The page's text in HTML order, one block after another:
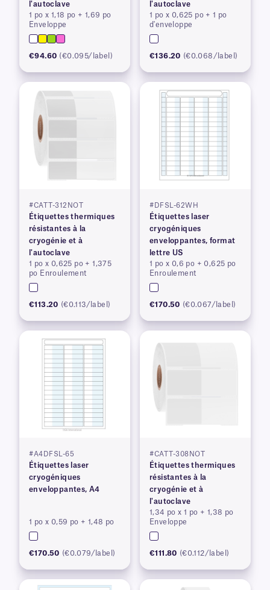
l'autoclave
1 po x 1,18 po + 1,69 po
Enveloppe
€94.60 (€0.095/label)
l'autoclave
1 po x 0,625 po + 1 po
d'enveloppe
€136.20 (€0.068/label)
#CATT-312NOT
Étiquettes thermiques
résistantes à la
cryogénie et à
l'autoclave
1 po x 0,625 po + 1,375
po Enroulement
€113.20 (€0.113/label)
#DFSL-62WH
Étiquettes laser
cryogéniques
enveloppantes, format
lettre US
1 po x 0,6 po + 0,625 po
Enroulement
€170.50 (€0.067/label)
#A4DFSL-65
Étiquettes laser
cryogéniques
enveloppantes, A4
1 po x 0,59 po + 1,48 po
€170.50 (€0.079/label)
#CATT-308NOT
Étiquettes thermiques
résistantes à la
cryogénie et à
l'autoclave
1,34 po x 1 po + 1,38 po
Enveloppe
€111.80 (€0.112/label)